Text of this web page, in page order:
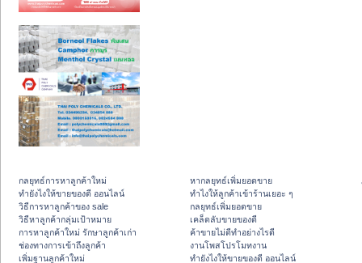
กลยุทธ์การหาลูกค้าใหม่
ทํายังไงให้ขายของดี ออนไลน์
วิธีการหาลูกค้าของ sale
วิธีหาลูกค้ากลุ่มเป้าหมาย
การหาลูกค้าใหม่ รักษาลูกค้าเก่า
ช่องทางการเข้าถึงลูกค้า
เพิ่มฐานลูกค้าใหม่
หากลยุทธ์เพิ่มยอดขาย
ทําไงให้ลูกค้าเข้าร้านเยอะ ๆ
กลยุทธ์เพิ่มยอดขาย
เคล็ดลับขายของดี
ค้าขายไม่ดีทำอย่างไรดี
งานโพสโปรโมทงาน
ทํายังไงให้ขายของดี ออนไลน์